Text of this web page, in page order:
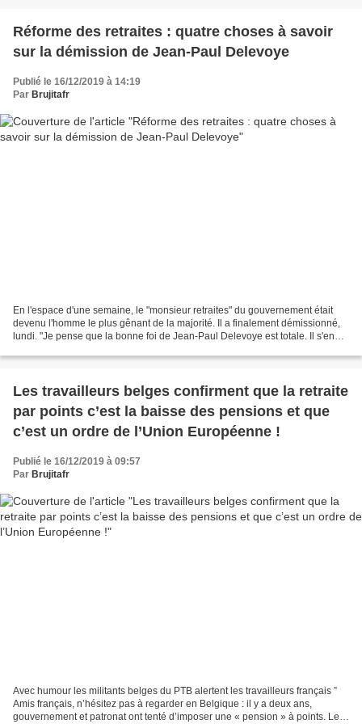
Réforme des retraites : quatre choses à savoir
sur la démission de Jean-Paul Delevoye
Publié le 16/12/2019 à 14:19
Par Brujitafr
En l'espace d'une semaine, le "monsieur retraites" du gouvernement était
devenu l'homme le plus gênant de la majorité. Il a finalement démissionné,
lundi. "Je pense que la bonne foi de Jean-Paul Delevoye est totale. Il s'en
Les travailleurs belges confirment que la retraite
par points c’est la baisse des pensions et que
c’est un ordre de l’Union Européenne !
Publié le 16/12/2019 à 09:57
Par Brujitafr
Avec humour les militants belges du PTB alertent les travailleurs français ”
Amis français, n’hésitez pas à regarder en Belgique : il y a deux ans,
gouvernement et patronat ont tenté d’imposer une « pension » à points. Les